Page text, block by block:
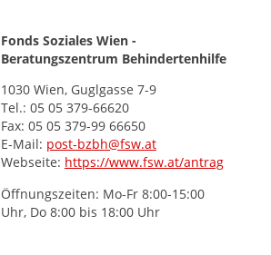
Fonds Soziales Wien -
Beratungszentrum Behindertenhilfe
1030 Wien, Guglgasse 7-9
Tel.: 05 05 379-66620
Fax: 05 05 379-99 66650
E-Mail: post-bzbh@fsw.at
Webseite: https://www.fsw.at/antrag
Öffnungszeiten: Mo-Fr 8:00-15:00
Uhr, Do 8:00 bis 18:00 Uhr